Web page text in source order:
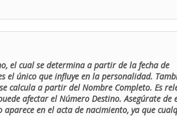
el cual se determina a partir de la fecha de
el único que influye en la personalidad.
calcula a partir del Nombre Completo. Es
afectar el Número Destino. Asegúrate de
en el acta de nacimiento, ya que